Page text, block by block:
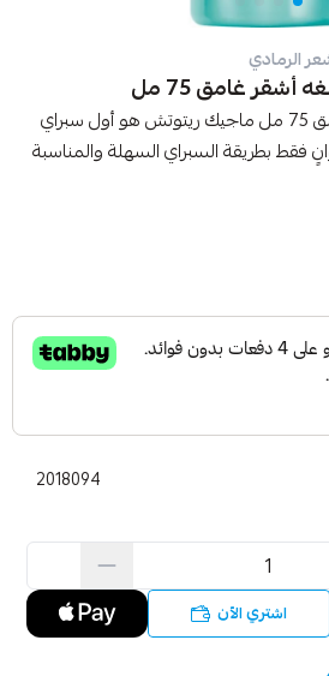
الرمادي
غامق 75 مل
بخاخ صبغة لوريال أشقر غامق 75 مل ماجيك ريتوتش هو أول سبراي
فقط بطريقة السبراي السهلة والمناسبة
2018094
اشتري الآن